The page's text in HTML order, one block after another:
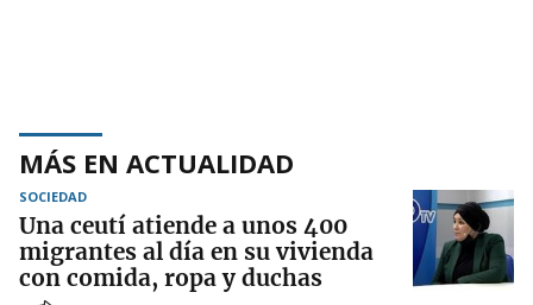
MÁS EN ACTUALIDAD
SOCIEDAD
Una ceutí atiende a unos 400
migrantes al día en su vivienda
con comida, ropa y duchas